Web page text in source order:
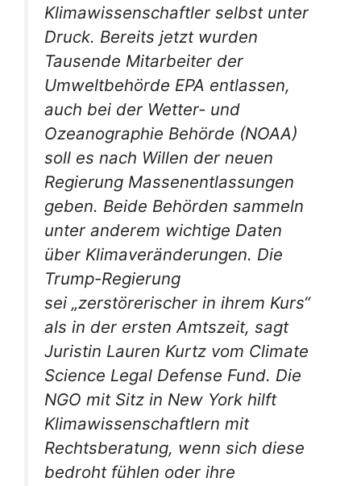
Klimawissenschaftler selbst unter
Druck. Bereits jetzt wurden
Tausende Mitarbeiter der
Umweltbehörde EPA entlassen,
auch bei der Wetter- und
Ozeanographie Behörde (NOAA)
soll es nach Willen der neuen
Regierung Massenentlassungen
geben. Beide Behörden sammeln
unter anderem wichtige Daten
über Klimaveränderungen. Die
Trump-Regierung
sei „zerstörerischer in ihrem Kurs“
als in der ersten Amtszeit, sagt
Juristin Lauren Kurtz vom Climate
Science Legal Defense Fund. Die
NGO mit Sitz in New York hilft
Klimawissenschaftlern mit
Rechtsberatung, wenn sich diese
bedroht fühlen oder ihre